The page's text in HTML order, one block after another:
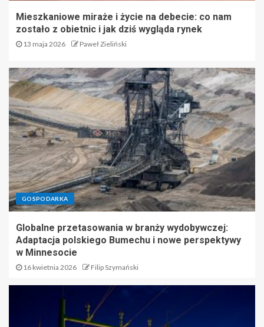
Mieszkaniowe miraże i życie na debecie: co nam
zostało z obietnic i jak dziś wygląda rynek
13 maja 2026 Paweł Zieliński
GOSPODARKA
Globalne przetasowania w branży wydobywczej:
Adaptacja polskiego Bumechu i nowe perspektywy
w Minnesocie
16 kwietnia 2026 Filip Szymański